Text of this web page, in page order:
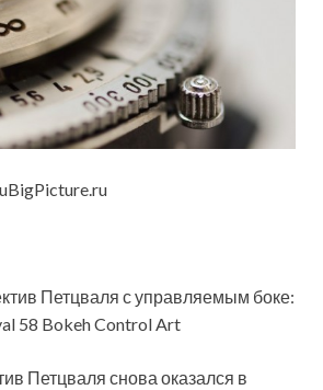
Петцваля с управляемым боке:
58 Bokeh Con­trol Art
Петцваля снова оказался в